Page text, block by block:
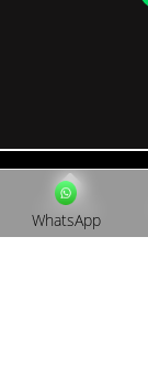
WhatsApp
Главная